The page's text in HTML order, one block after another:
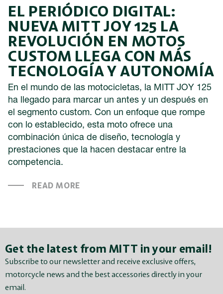
EL PERIÓDICO DIGITAL:
NUEVA MITT JOY 125 LA
REVOLUCIÓN EN MOTOS
CUSTOM LLEGA CON MÁS
TECNOLOGÍA Y AUTONOMÍA
En el mundo de las motocicletas, la MITT JOY 125
ha llegado para marcar un antes y un después en
el segmento custom. Con un enfoque que rompe
con lo establecido, esta moto ofrece una
combinación única de diseño, tecnología y
prestaciones que la hacen destacar entre la
competencia.
READ MORE
Get the latest from MITT in your email!
Subscribe to our newsletter and receive exclusive offers,
motorcycle news and the best accessories directly in your
email.